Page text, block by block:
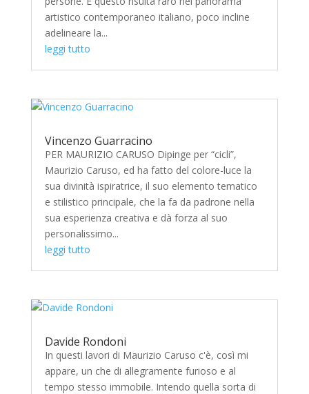
artistico contemporaneo italiano, poco incline
adelineare la...
leggi tutto
Vincenzo Guarracino
PER MAURIZIO CARUSO Dipinge per “cicli”,
Maurizio Caruso, ed ha fatto del colore-luce la
sua divinità ispiratrice, il suo elemento tematico
e stilistico principale, che la fa da padrone nella
sua esperienza creativa e dà forza al suo
personalissimo...
leggi tutto
Davide Rondoni
In questi lavori di Maurizio Caruso c'è, così mi
appare, un che di allegramente furioso e al
tempo stesso immobile. Intendo quella sorta di